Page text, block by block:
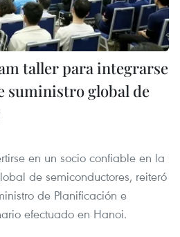
taller para integrarse
suministro global de
en un socio confiable en la
de semiconductores, reiteró
de Planificación e
efectuado en Hanoi.